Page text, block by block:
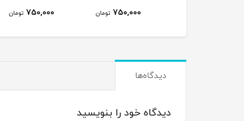
750,000 تومان 750,000 تومان
دیدگاه‌ها
دیدگاه خود را بنویسید